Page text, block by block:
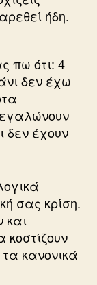
ήδη.
πω ότι: 4
δεν έχω
δεν έχουν
σας κρίση.
και
κοστίζουν
κανονικά